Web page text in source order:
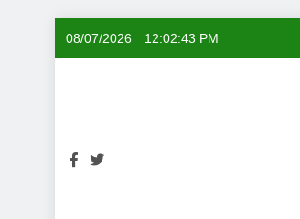
08/07/2026 12:02:44 PM